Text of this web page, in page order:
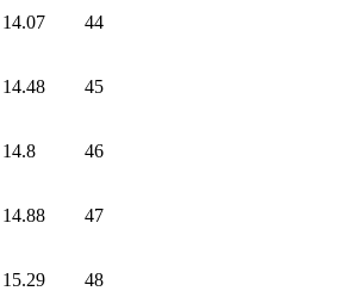
14.07 44
14.48 45
14.8 46
14.88 47
15.29 48